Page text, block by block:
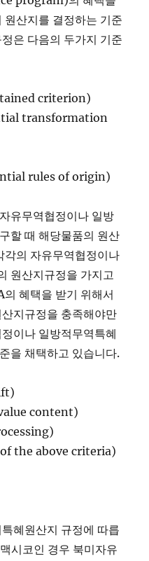
원산지를 결정하는 기준
은 다음의 두가지 기준
criterion)
transformation
rules of origin)
유무역협정이나 일방
할 때 해당물품의 원산
각의 자유무역협정이나
원산지규정을 가지고
혜택을 받기 위해서
지규정을 충족해야만
이나 일방적무역특혜
을 채택하고 있습니다.
content)
the above criteria)
혜원산지 규정에 따릅
시코인 경우 북미자유